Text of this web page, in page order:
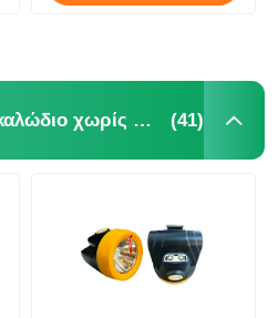
υπόγεια λαμπτήρα καλώδιο χωρίς καπάκι (41)